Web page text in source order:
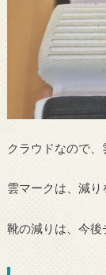
クラウドなので、
雲マークは、減り
靴の減りは、今後